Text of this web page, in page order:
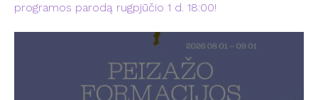
programos parodą rugpjūčio 1 d. 18:00!